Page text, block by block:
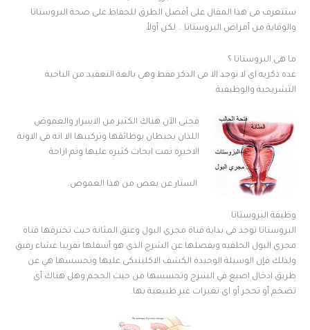
ستتعرف فى هذا المقال على أفضل الطرق للحفاظ على صحة البروستاتا
والوقاية من أمراض البروستاتا .. لكن أولاُ
ما هى البروستاتا ؟
غده ذكريه اى لا توجد الا فى الذكر فقط وهى بالغة التعقيد من الناحية
التشريحية والوظيفية.
فحتى الآن هناك الكثير من الاسرار والغموض
اللذان يحيطان بوظائفها وتركيبها الا انه فى الاونة
الاخيرة تمت ابحاث كثيره عليها وتم ازاحة
الستار عن بعض من هذا الغموض.
وظيفة البروستاتا
البروستاتا توجد فى بداية قناة مجرى البول وعنق المثانة حيث تخترقها قناة
مجرى البول الخلفيه ويفصلها عن الشرج الذى هو أسفلها تقريبا غشاء رقيق
ولذلك فإن الوسيلة الوحيدة الكشف الاكلينيكى عليها وتحسسها هي عن
طريق ادخال اصبع في الشرج وتحسسها من حيث الحجم وهل هناك أى
تضخم أو تحجر أو اى تغيرات غير طبيعية بها.